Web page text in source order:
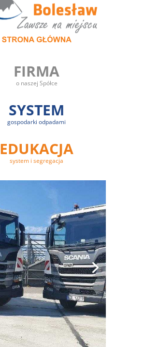
FIRMA
o naszej Spółce
SYSTEM
gospodarki odpadami
EDUKACJA
system i segregacja
SYSTEM